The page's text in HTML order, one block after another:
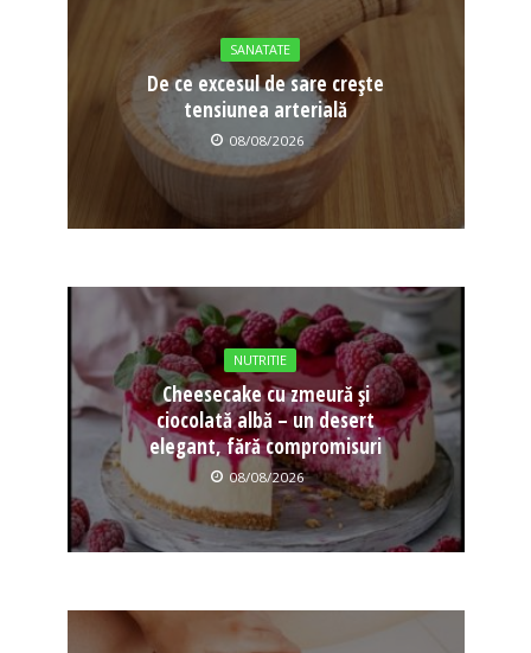
SANATATE
De ce excesul de sare crește
tensiunea arterială
08/08/2026
NUTRITIE
Cheesecake cu zmeură și
ciocolată albă – un desert
elegant, fără compromisuri
08/08/2026